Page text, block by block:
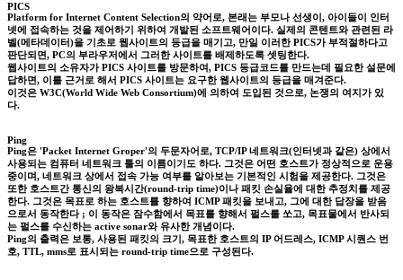
PICS
Platform for Internet Content Selection의 약어로, 본래는 부모나 선생이, 아이들이 인터
넷에 접속하는 것을 제어하기 위하여 개발된 소프트웨어이다. 실제의 콘텐트와 관련된 라
벨(메타데이터)을 기초로 웹사이트의 등급을 매기고, 만일 이러한 PICS가 부적절하다고
판단되면, PC의 부라우저에서 그러한 사이트를 배제하도록 셋팅한다.
웹사이트의 소유자가 PICS 사이트를 방문하여, PICS 등급코드를 만드는데 필요한 설문에
답하면, 이를 근거로 해서 PICS 사이트는 요구한 웹사이트의 등급을 매겨준다.
이것은 W3C(World Wide Web Consortium)에 의하여 도입된 것으로, 논쟁의 여지가 있
다.
Ping
Ping은 'Packet Internet Groper'의 두문자어로, TCP/IP 네트워크(인터넷과 같은) 상에서
사용되는 컴퓨터 네트워크 툴의 이름이기도 하다. 그것은 어떤 호스트가 정상적으로 운용
중이며, 네트워크 상에서 접속 가능 여부를 알아보는 기본적인 시험을 제공한다. 그것은
또한 호스트간 통신의 왕복시간(round-trip time)이나 패킷 손실율에 대한 추정치를 제공
한다. 그것은 목표로 하는 호스트를 향하여 ICMP 패킷을 보내고, 그에 대한 답장을 받음
으로서 동작한다 ; 이 동작은 잠수함에서 목표를 향해서 펄스를 쏘고, 목표물에서 반사되
는 펄스를 수신하는 active sonar와 유사한 개념이다.
Ping의 출력은 보통, 사용된 패킷의 크기, 목표한 호스트의 IP 어드레스, ICMP 시퀀스 번
호, TTL, mms로 표시되는 round-trip time으로 구성된다.